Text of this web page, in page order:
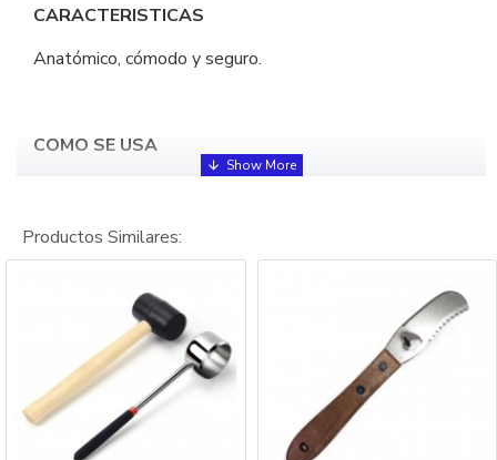
CARACTERISTICAS
Anatómico, cómodo y seguro.
COMO SE USA
No incluye caja.
MATERIAL
Lamina de acero inoxidable y mango en polipropileno.
Productos Similares: